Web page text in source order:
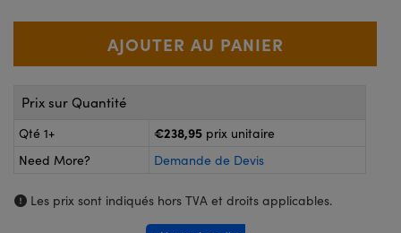
: Microscopie
Prix sur Quantité
Qté 1+ €238,95 prix unitaire
Need More?
Demande de Devis
Les prix sont indiqués hors TVA et droits applicables.